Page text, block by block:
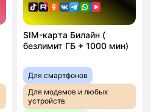
SIM-карта Билайн (
безлимит ГБ + 1000 мин)
Для смартфонов
Для модемов и любых
устройств